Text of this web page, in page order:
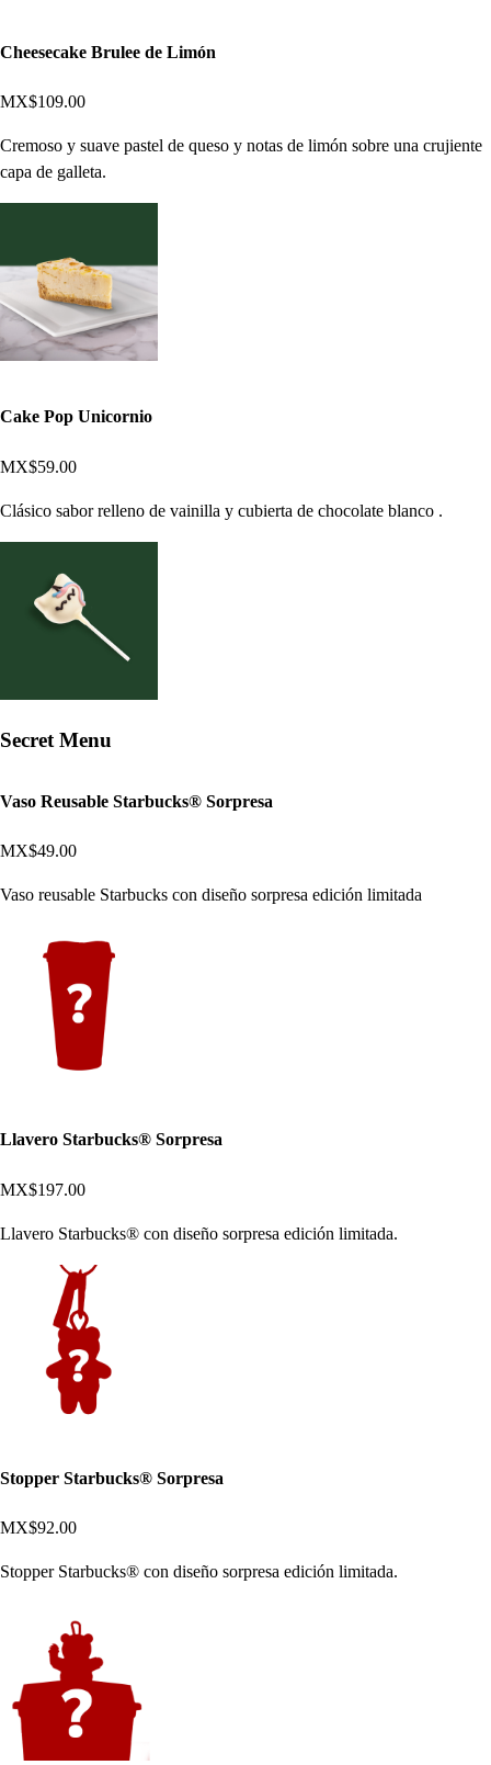
Cheesecake Brulee de Limón
MX$109.00
Cremoso y suave pastel de queso y notas de limón sobre una crujiente
capa de galleta.
Cake Pop Unicornio
MX$59.00
Clásico sabor relleno de vainilla y cubierta de chocolate blanco .
Secret Menu
Vaso Reusable Starbucks® Sorpresa
MX$49.00
Vaso reusable Starbucks con diseño sorpresa edición limitada
Llavero Starbucks® Sorpresa
MX$197.00
Llavero Starbucks® con diseño sorpresa edición limitada.
Stopper Starbucks® Sorpresa
MX$92.00
Stopper Starbucks® con diseño sorpresa edición limitada.